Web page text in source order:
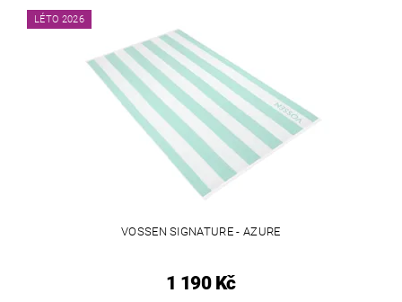
LÉTO 2026
VOSSEN SIGNATURE - AZURE
1 190 Kč